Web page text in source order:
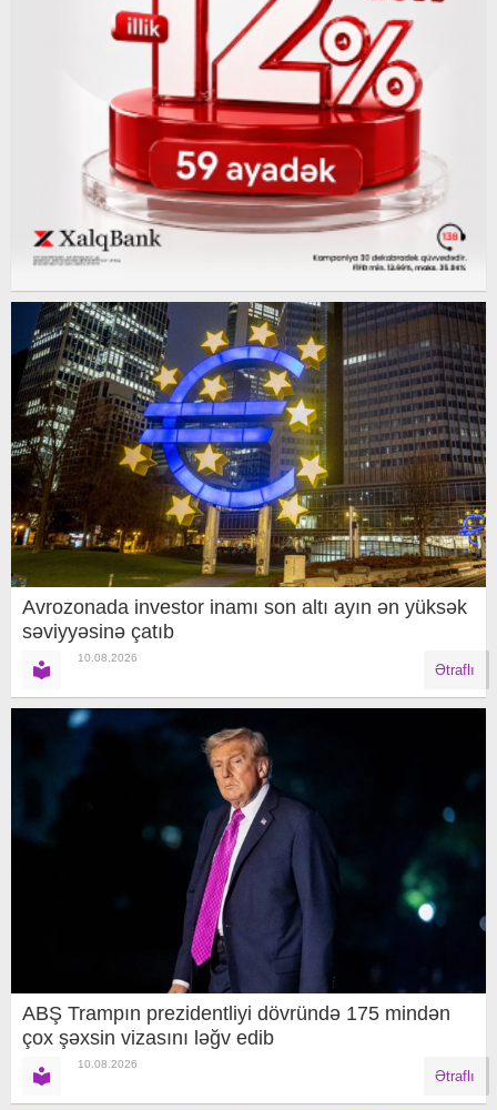
Avrozonada investor inamı son altı ayın ən yüksək
səviyyəsinə çatıb
10.08.2026
Ətraflı
ABŞ Trampın prezidentliyi dövründə 175 mindən
çox şəxsin vizasını ləğv edib
10.08.2026
Ətraflı